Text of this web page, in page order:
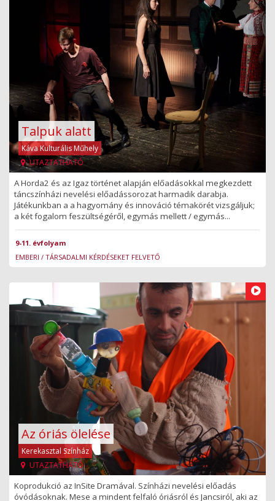
Talpuk alatt
Káva Kulturális Műhely
UTAZTATHATÓ
A Horda2 és az Igaz történet alapján előadásokkal megkezdett
táncszínházi nevelési előadássorozat harmadik darabja.
Játékunkban a a hagyomány és innováció témakörét vizsgáljuk;
a két fogalom feszültségéről, egymás mellett / egymás...
9-11. évfolyam
EMBERI / TÁRSADALMI KÉRDÉSEKET FELVETŐ
Az óriás ölelése
Kerekasztal Színház
UTAZTATHATÓ
Koprodukció az InSite Dramával. Színházi nevelési előadás
óvódásoknak. Mese a mindent felfaló óriásról és Jancsiról, aki az